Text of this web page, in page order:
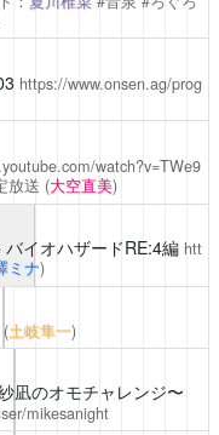
https://www.onsen.ag/prog
watch?v=TWe9
放送 (大空直美)
バイオハザードRE:4編 htt
ミナ)
(土岐隼一)
凪のオモチャレンジ〜
mikesanight